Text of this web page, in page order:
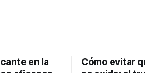
en la
Cómo evitar